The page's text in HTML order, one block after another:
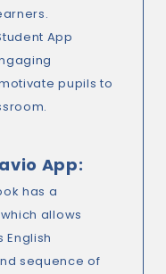
App
pupils to
App:
has a
allows
English
sequence of